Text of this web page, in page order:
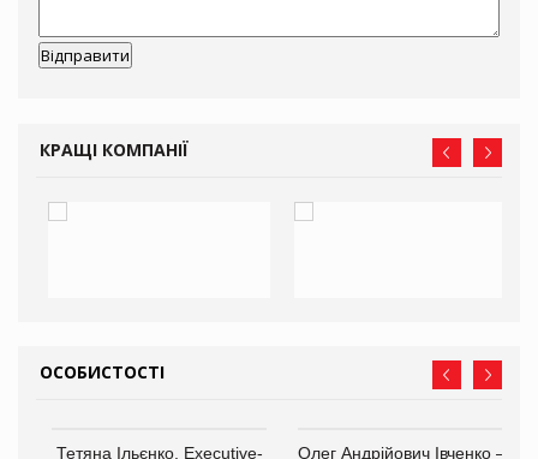
КРАЩІ КОМПАНІЇ
ОСОБИСТОСТІ
Тетяна Ільєнко, Executive-
Олег Андрійович Івченко —